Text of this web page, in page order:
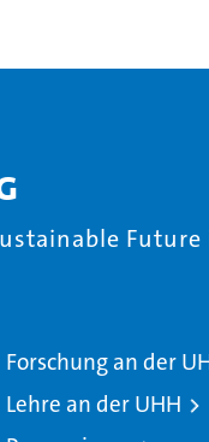
Forschung an der
Lehre an der UHH